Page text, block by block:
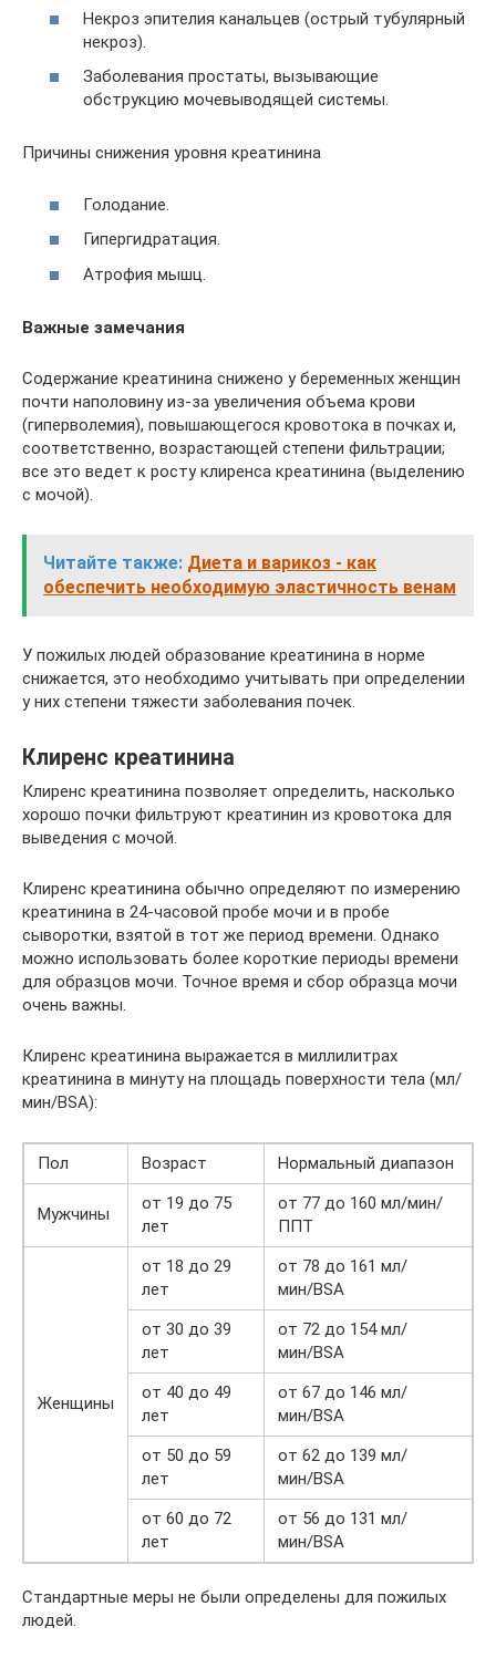
Некроз эпителия канальцев (острый тубулярный
некроз).
Заболевания простаты, вызывающие
обструкцию мочевыводящей системы.
Причины снижения уровня креатинина
Голодание.
Гипергидратация.
Атрофия мышц.
Важные замечания
Содержание креатинина снижено у беременных женщин
почти наполовину из-за увеличения объема крови
(гиперволемия), повышающегося кровотока в почках и,
соответственно, возрастающей степени фильтрации;
все это ведет к росту клиренса креатинина (выделению
с мочой).
Читайте также: Диета и варикоз - как
обеспечить необходимую эластичность венам
У пожилых людей образование креатинина в норме
снижается, это необходимо учитывать при определении
у них степени тяжести заболевания почек.
Клиренс креатинина
Клиренс креатинина позволяет определить, насколько
хорошо почки фильтруют креатинин из кровотока для
выведения с мочой.
Клиренс креатинина обычно определяют по измерению
креатинина в 24-часовой пробе мочи и в пробе
сыворотки, взятой в тот же период времени. Однако
можно использовать более короткие периоды времени
для образцов мочи. Точное время и сбор образца мочи
очень важны.
Клиренс креатинина выражается в миллилитрах
креатинина в минуту на площадь поверхности тела (мл/
мин/BSA):
Пол Возраст Нормальный диапазон
Мужчины
от 19 до 75
лет
от 77 до 160 мл/мин/
ППТ
Женщины
от 18 до 29
лет
от 78 до 161 мл/
мин/BSA
от 30 до 39
лет
от 72 до 154 мл/
мин/BSA
от 40 до 49
лет
от 67 до 146 мл/
мин/BSA
от 50 до 59
лет
от 62 до 139 мл/
мин/BSA
от 60 до 72
лет
от 56 до 131 мл/
мин/BSA
Стандартные меры не были определены для пожилых
людей.